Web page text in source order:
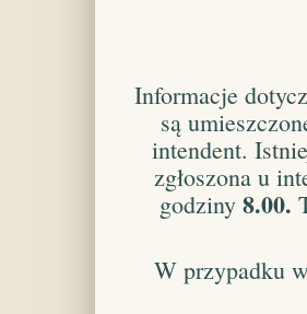
Informacje
są
intendent.
zgłoszona u
godziny 8.00.
W przypadku